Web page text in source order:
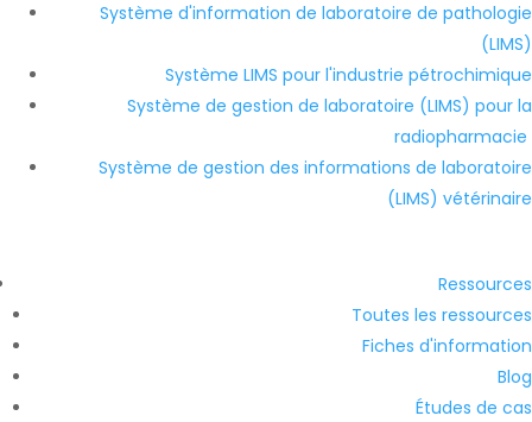
Système d'information de laboratoire de pathologie
(LIMS)
Système LIMS pour l'industrie pétrochimique
Système de gestion de laboratoire (LIMS) pour la
radiopharmacie
Système de gestion des informations de laboratoire
(LIMS) vétérinaire
Ressources
Toutes les ressources
Fiches d'information
Blog
Études de cas